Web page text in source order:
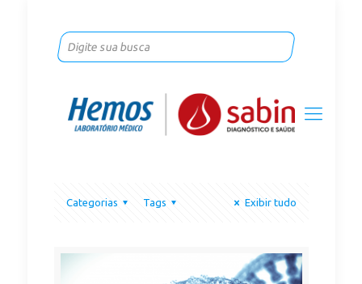
Categorias Tags Exibir tudo